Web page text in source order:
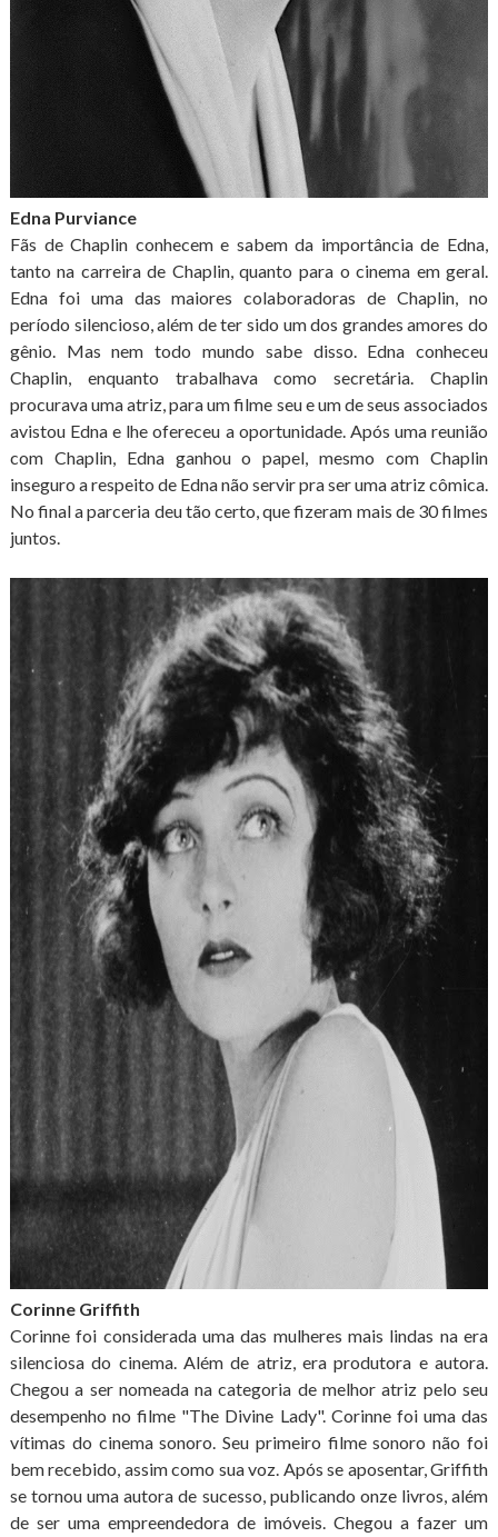
Edna Purviance
Fãs de Chaplin conhecem e sabem da importância de Edna,
tanto na carreira de Chaplin, quanto para o cinema em geral.
Edna foi uma das maiores colaboradoras de Chaplin, no
período silencioso, além de ter sido um dos grandes amores do
gênio. Mas nem todo mundo sabe disso. Edna conheceu
Chaplin, enquanto trabalhava como secretária. Chaplin
procurava uma atriz, para um filme seu e um de seus associados
avistou Edna e lhe ofereceu a oportunidade. Após uma reunião
com Chaplin, Edna ganhou o papel, mesmo com Chaplin
inseguro a respeito de Edna não servir pra ser uma atriz cômica.
No final a parceria deu tão certo, que fizeram mais de 30 filmes
juntos.
Corinne Griffith
Corinne foi considerada uma das mulheres mais lindas na era
silenciosa do cinema. Além de atriz, era produtora e autora.
Chegou a ser nomeada na categoria de melhor atriz pelo seu
desempenho no filme "The Divine Lady". Corinne foi uma das
vítimas do cinema sonoro. Seu primeiro filme sonoro não foi
bem recebido, assim como sua voz. Após se aposentar, Griffith
se tornou uma autora de sucesso, publicando onze livros, além
de ser uma empreendedora de imóveis. Chegou a fazer um